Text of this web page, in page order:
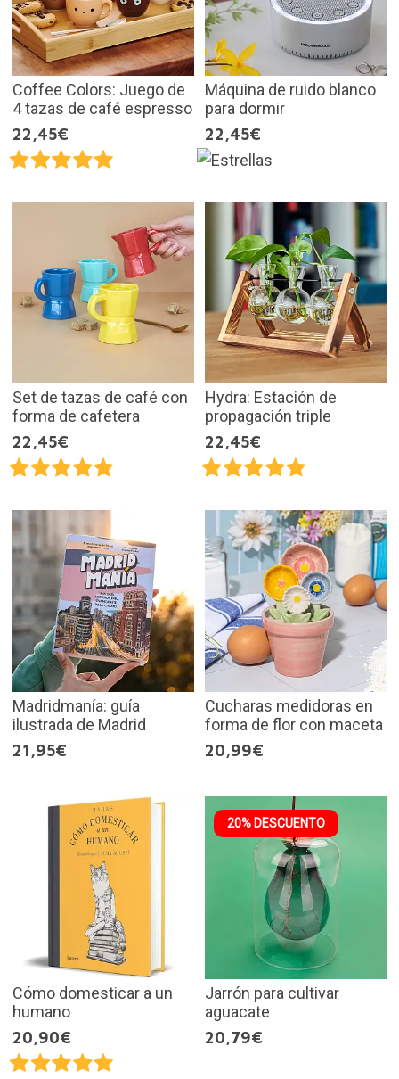
Coffee Colors: Juego de
4 tazas de café espresso
22,45€
Máquina de ruido blanco
para dormir
22,45€
Set de tazas de café con
forma de cafetera
22,45€
Hydra: Estación de
propagación triple
22,45€
Madridmanía: guía
ilustrada de Madrid
21,95€
Cucharas medidoras en
forma de flor con maceta
20,99€
Cómo domesticar a un
humano
20,90€
20% DESCUENTO
Jarrón para cultivar
aguacate
20,79€